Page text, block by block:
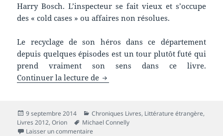
Harry Bosch. L’inspecteur se fait vieux et s’occupe
des « cold cases » ou affaires non résolues.
Le recyclage de son héros dans ce département
depuis quelques épisodes est un tour plutôt futé qui
prend vraiment son sens dans ce livre.
Continuer la lecture de Chronique livre : The Black Box
Publié
le
9 septembre 2014 Catégories
Chroniques Livres, Littérature étrangère,
Livres 2012,Orion
Mots-
clés
Michael Connelly
Laisser un commentaire